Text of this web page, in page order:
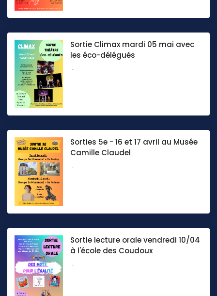
Sortie Climax mardi 05 mai avec
les éco-délégués
...
Sorties 5e - 16 et 17 avril au Musée
Camille Claudel
...
Sortie lecture orale vendredi 10/04
à l'école des Coudoux
...